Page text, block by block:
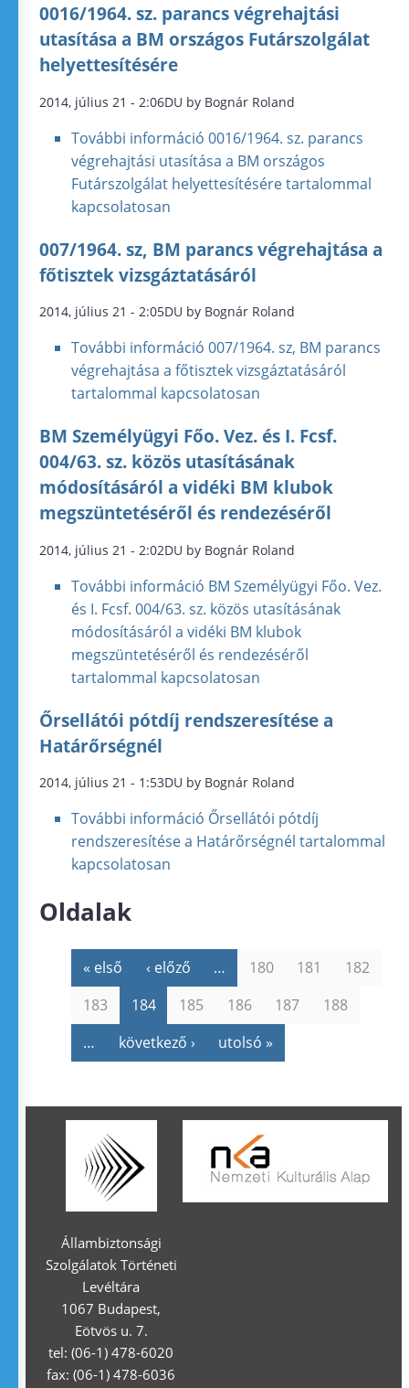
0016/1964. sz. parancs végrehajtási
utasítása a BM országos Futárszolgálat
helyettesítésére
2014, július 21 - 2:06DU by Bognár Roland
További információ 0016/1964. sz. parancs
végrehajtási utasítása a BM országos
Futárszolgálat helyettesítésére tartalommal
kapcsolatosan
007/1964. sz, BM parancs végrehajtása a
főtisztek vizsgáztatásáról
2014, július 21 - 2:05DU by Bognár Roland
További információ 007/1964. sz, BM parancs
végrehajtása a főtisztek vizsgáztatásáról
tartalommal kapcsolatosan
BM Személyügyi Főo. Vez. és I. Fcsf.
004/63. sz. közös utasításának
módosításáról a vidéki BM klubok
megszüntetéséről és rendezéséről
2014, július 21 - 2:02DU by Bognár Roland
További információ BM Személyügyi Főo. Vez.
és I. Fcsf. 004/63. sz. közös utasításának
módosításáról a vidéki BM klubok
megszüntetéséről és rendezéséről
tartalommal kapcsolatosan
Őrsellátói pótdíj rendszeresítése a
Határőrségnél
2014, július 21 - 1:53DU by Bognár Roland
További információ Őrsellátói pótdíj
rendszeresítése a Határőrségnél tartalommal
kapcsolatosan
Oldalak
« első ‹ előző … 180 181
182
183
184 185 186 187
188
…
következő › utolsó »
Állambiztonsági
Szolgálatok Történeti
Levéltára
1067 Budapest,
Eötvös u. 7.
tel: (06-1) 478-6020
fax: (06-1) 478-6036